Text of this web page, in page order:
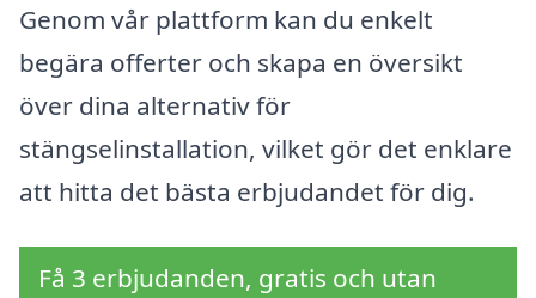
Genom vår plattform kan du enkelt
begära offerter och skapa en översikt
över dina alternativ för
stängselinstallation, vilket gör det enklare
att hitta det bästa erbjudandet för dig.
Få 3 erbjudanden, gratis och utan